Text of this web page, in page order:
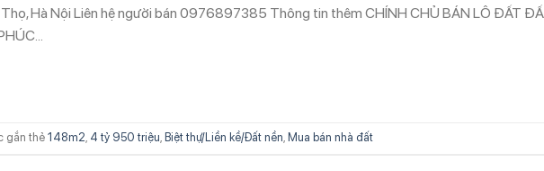
Thọ, Hà Nội Liên hệ người bán 0976897385 Thông tin thêm CHÍNH CHỦ BÁN LÔ ĐẤT
gắn thẻ 148m2, 4 tỷ 950 triệu, Biệt thự/Liền kề/Đất nền, Mua bán nhà đất